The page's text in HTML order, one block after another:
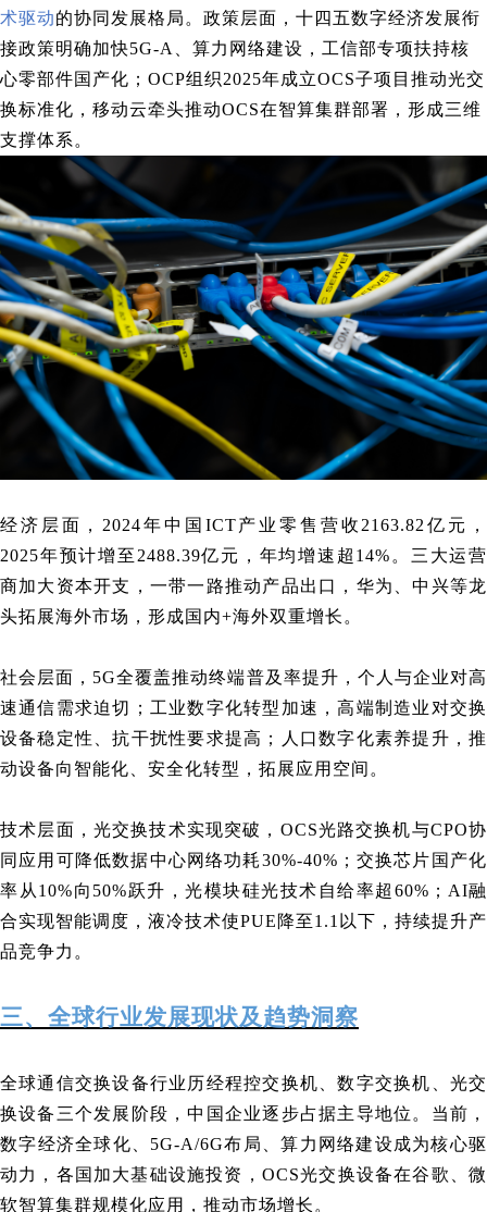
术驱动的协同发展格局。政策层面，十四五数字经济发展衔
接政策明确加快5G-A、算力网络建设，工信部专项扶持核
心零部件国产化；OCP组织2025年成立OCS子项目推动光交
换标准化，移动云牵头推动OCS在智算集群部署，形成三维
支撑体系。
经济层面，2024年中国ICT产业零售营收2163.82亿元，
2025年预计增至2488.39亿元，年均增速超14%。三大运营
商加大资本开支，一带一路推动产品出口，华为、中兴等龙
头拓展海外市场，形成国内+海外双重增长。
社会层面，5G全覆盖推动终端普及率提升，个人与企业对高
速通信需求迫切；工业数字化转型加速，高端制造业对交换
设备稳定性、抗干扰性要求提高；人口数字化素养提升，推
动设备向智能化、安全化转型，拓展应用空间。
技术层面，光交换技术实现突破，OCS光路交换机与CPO协
同应用可降低数据中心网络功耗30%-40%；交换芯片国产化
率从10%向50%跃升，光模块硅光技术自给率超60%；AI融
合实现智能调度，液冷技术使PUE降至1.1以下，持续提升产
品竞争力。
三、全球行业发展现状及趋势洞察
全球通信交换设备行业历经程控交换机、数字交换机、光交
换设备三个发展阶段，中国企业逐步占据主导地位。当前，
数字经济全球化、5G-A/6G布局、算力网络建设成为核心驱
动力，各国加大基础设施投资，OCS光交换设备在谷歌、微
软智算集群规模化应用，推动市场增长。